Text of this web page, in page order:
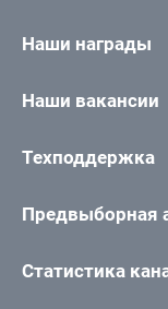
Наши награды
Наши вакансии
Техподдержка
Предвыборная
Статистика